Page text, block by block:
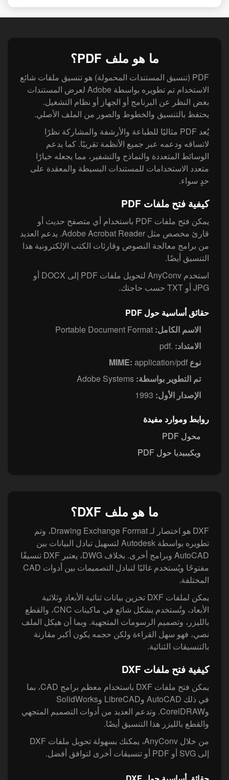
ما هو ملف PDF؟
PDF (تنسيق المستندات المحمولة) هو تنسيق ملفات شائع
الاستخدام تم تطويره بواسطة Adobe لعرض المستندات
بغض النظر عن البرنامج أو الجهاز أو نظام التشغيل.
يحتفظ بالتنسيق والخطوط والصور من الملف الأصلي.
يُعد PDF مثاليًا للطباعة والأرشفة والمشاركة نظرًا
لاتساقه ودعمه عبر جميع الأنظمة تقريبًا. كما يدعم
الوسائط المتعددة والنماذج والتشفير، مما يجعله خيارًا
متعدد الاستخدامات للمستندات البسيطة والمعقدة على
حدٍ سواء.
كيفية فتح ملفات PDF
يمكن فتح ملفات PDF باستخدام أي متصفح حديث أو
قارئ مخصص مثل Adobe Acrobat Reader. يدعم العديد
من برامج معالجة النصوص وقارئات الكتب الإلكترونية هذا
التنسيق أيضًا.
استخدم AnyConv لتحويل ملفات PDF إلى DOCX أو
JPG أو TXT حسب حاجتك.
حقائق أساسية حول PDF
الاسم الكامل:
الامتداد: .pdf
نوع MIME: application/pdf
تم التطوير بواسطة:
الإصدار الأول:
روابط وموارد مفيدة
محول PDF
ويكيبيديا حول PDF
ما هو ملف DXF؟
DXF هو اختصار لـ Drawing Exchange Format، وتم
تطويره بواسطة Autodesk لتسهيل تبادل البيانات بين
AutoCAD وبرامج أخرى. بخلاف DWG، يعتبر DXF تنسيقًا
مفتوحًا ويُستخدم غالبًا لتبادل التصميمات بين أدوات CAD
المختلفة.
يمكن لملفات DXF تخزين بيانات ثنائية الأبعاد وثلاثية
الأبعاد، وتُستخدم بشكل شائع في ماكينات CNC، والقطع
بالليزر، وتصميم الرسومات المتجهية. وبما أن هيكل الملف
نصي، فهو سهل القراءة ولكن حجمه يكون أكبر مقارنة
بالتنسيقات الثنائية.
كيفية فتح ملفات DXF
يمكن فتح ملفات DXF باستخدام معظم برامج CAD، بما
في ذلك AutoCAD وLibreCAD وSolidWorks
وCorelDRAW. وتدعم العديد من أدوات التصميم المتجهي
والقطع بالليزر هذا التنسيق أيضًا.
من خلال AnyConv، يمكنك بسهولة تحويل ملفات DXF
إلى SVG أو PDF أو تنسيقات أخرى لتوافق أفضل.